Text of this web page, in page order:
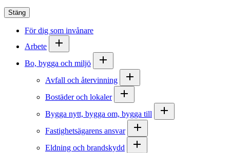
Stäng
För dig som invånare
Arbete
Bo, bygga och miljö
Avfall och återvinning
Bostäder och lokaler
Bygga nytt, bygga om, bygga till
Fastighetsägarens ansvar
Eldning och brandskydd